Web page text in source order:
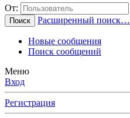
От:
Поиск Расширенный поиск…
Новые сообщения
Поиск сообщений
Меню
Вход
Регистрация